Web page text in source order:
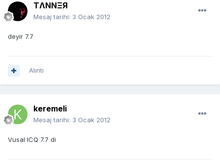
TΛNNΞЯ
Mesaj tarihi: 3 Ocak 2012
deyir 7.7
Alıntı
keremeli
Mesaj tarihi: 3 Ocak 2012
Vusal ICQ 7.7 di